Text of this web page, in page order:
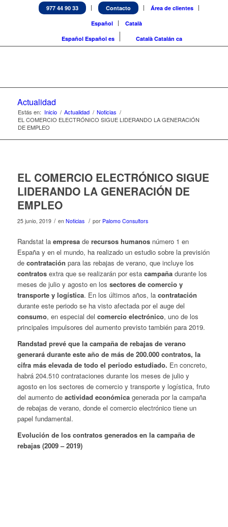
977 44 90 33 Contacto
Área de clientes
Español
Català
Español Español es Català Catalán ca
Actualidad
Estás en: Inicio / Actualidad / Noticias /
EL COMERCIO ELECTRÓNICO SIGUE LIDERANDO LA GENERACIÓN
DE EMPLEO
EL COMERCIO ELECTRÓNICO SIGUE
LIDERANDO LA GENERACIÓN DE
EMPLEO
25 junio, 2019 / en Noticias / por Palomo Consultors
Randstat la empresaderecursos humanosnúmero 1 en
España y en el mundo, ha realizado un estudio sobre la previsión
de contratación para las rebajas de verano, que incluye los
contratosextra que se realizarán por esta campañadurante los
meses de julio y agosto en los sectores de comercio y
transporte y logística. En los últimos años, la contratación
durante este periodo se ha visto afectada por el auge del
consumo, en especial del comercio electrónico, uno de los
principales impulsores del aumento previsto también para 2019.
Randstad prevé que la campaña de rebajas de verano
generará durante este año de más de 200.000 contratos, la
cifra más elevada de todo el periodo estudiado. En concreto,
habrá 204.510 contrataciones durante los meses de julio y
agosto en los sectores de comercio y transporte y logística, fruto
del aumento de actividad económicagenerada por la campaña
de rebajas de verano, donde el comercio electrónico tiene un
papel fundamental.
Evolución de los contratos generados en la campaña de
rebajas (2009 – 2019)